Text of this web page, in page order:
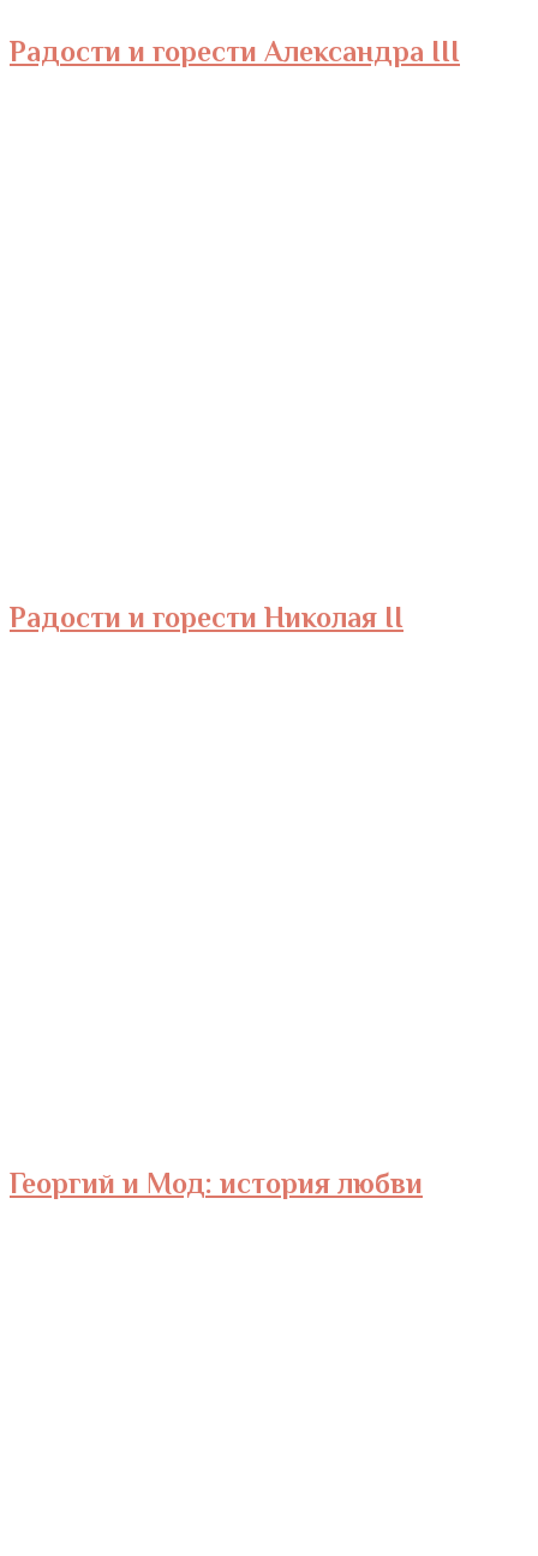
Радости и горести Александра III
Радости и горести Николая II
Георгий и Мод: история любви